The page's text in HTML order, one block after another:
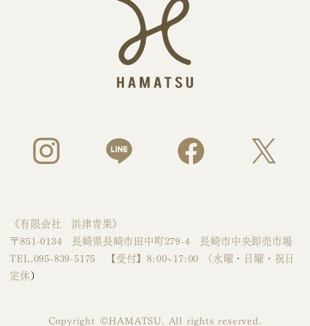
《有限会社 浜津青果》
〒851-0134 長崎県長崎市田中町279-4 長崎市中央卸売市場
TEL.095-839-5175 【受付】8:00~17:00 （水曜・日曜・祝日
定休）
Copyright ©︎HAMATSU. All rights reserved.